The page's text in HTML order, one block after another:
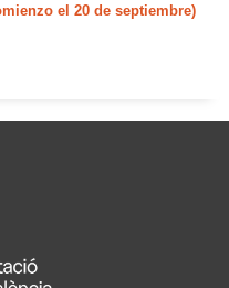
el 20 de septiembre)